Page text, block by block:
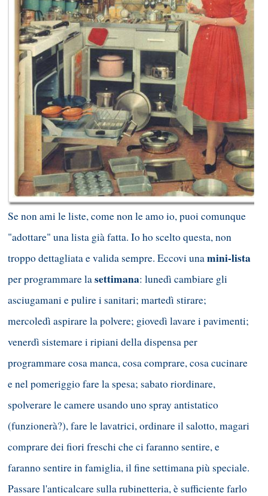
Se non ami le liste, come non le amo io, puoi comunque
"adottare" una lista già fatta. Io ho scelto questa, non
troppo dettagliata e valida sempre. Eccovi unamini-lista
per programmare lasettimana: lunedì cambiare gli
asciugamani e pulire i sanitari; martedì stirare;
mercoledì aspirare la polvere; giovedì lavare i pavimenti;
venerdì sistemare i ripiani della dispensa per
programmare cosa manca, cosa comprare, cosa cucinare
e nel pomeriggio fare la spesa; sabato riordinare,
spolverare le camere usando uno spray antistatico
(funzionerà?), fare le lavatrici, ordinare il salotto, magari
comprare dei fiori freschi che ci faranno sentire, e
faranno sentire in famiglia, il fine settimana più speciale.
Passare l'anticalcare sulla rubinetteria, è sufficiente farlo